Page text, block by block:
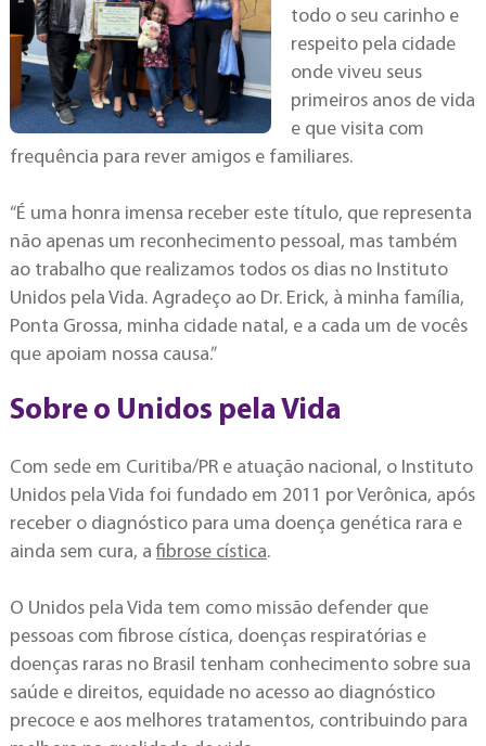
todo o seu carinho e
respeito pela cidade
onde viveu seus
primeiros anos de vida
e que visita com
frequência para rever amigos e familiares.
“É uma honra imensa receber este título, que representa
não apenas um reconhecimento pessoal, mas também
ao trabalho que realizamos todos os dias no Instituto
Unidos pela Vida. Agradeço ao Dr. Erick, à minha família,
Ponta Grossa, minha cidade natal, e a cada um de vocês
que apoiam nossa causa.”
Sobre o Unidos pela Vida
Com sede em Curitiba/PR e atuação nacional, o Instituto
Unidos pela Vida foi fundado em 2011 por Verônica, após
receber o diagnóstico para uma doença genética rara e
ainda sem cura, afibrose cística.
O Unidos pela Vida tem como missão defender que
pessoas com fibrose cística, doenças respiratórias e
doenças raras no Brasil tenham conhecimento sobre sua
saúde e direitos, equidade no acesso ao diagnóstico
precoce e aos melhores tratamentos, contribuindo para